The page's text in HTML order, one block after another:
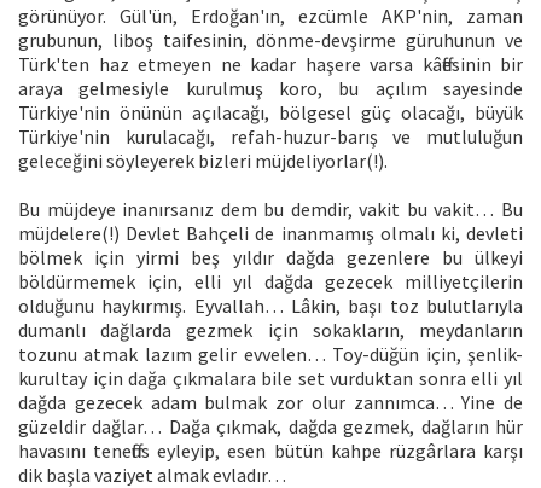
görünüyor. Gül'ün, Erdoğan'ın, ezcümle AKP'nin, zaman
grubunun, liboş taifesinin, dönme-devşirme güruhunun ve
Türk'ten haz etmeyen ne kadar haşere varsa kâffesinin bir
araya gelmesiyle kurulmuş koro, bu açılım sayesinde
Türkiye'nin önünün açılacağı, bölgesel güç olacağı, büyük
Türkiye'nin kurulacağı, refah-huzur-barış ve mutluluğun
geleceğini söyleyerek bizleri müjdeliyorlar(!).
Bu müjdeye inanırsanız dem bu demdir, vakit bu vakit… Bu
müjdelere(!) Devlet Bahçeli de inanmamış olmalı ki, devleti
bölmek için yirmi beş yıldır dağda gezenlere bu ülkeyi
böldürmemek için, elli yıl dağda gezecek milliyetçilerin
olduğunu haykırmış. Eyvallah… Lâkin, başı toz bulutlarıyla
dumanlı dağlarda gezmek için sokakların, meydanların
tozunu atmak lazım gelir evvelen… Toy-düğün için, şenlik-
kurultay için dağa çıkmalara bile set vurduktan sonra elli yıl
dağda gezecek adam bulmak zor olur zannımca… Yine de
güzeldir dağlar… Dağa çıkmak, dağda gezmek, dağların hür
havasını teneffüs eyleyip, esen bütün kahpe rüzgârlara karşı
dik başla vaziyet almak evladır…